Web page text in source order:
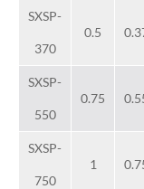
SXSP-
370
0.5
SXSP-
550
0.75
SXSP-
750
1